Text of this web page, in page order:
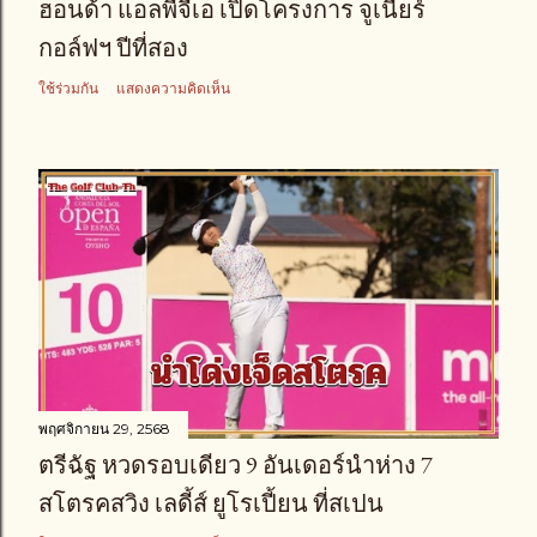
ฮอนด้า แอลพีจีเอ เปิดโครงการ จูเนียร์
กอล์ฟฯ ปีที่สอง
ใช้ร่วมกัน แสดงความคิดเห็น
พฤศจิกายน 29, 2568
ตรีฉัฐ หวดรอบเดียว 9 อันเดอร์นำห่าง 7
สโตรคสวิง เลดี้ส์ ยูโรเปี้ยน ที่สเปน